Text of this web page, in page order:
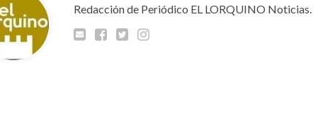
Redacción de Periódico EL LORQUINO Noticias.